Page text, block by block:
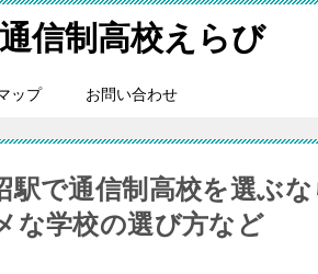
信制高校えらび
ップ お問い合わせ
駅で通信制高校を選ぶ
な学校の選び方など